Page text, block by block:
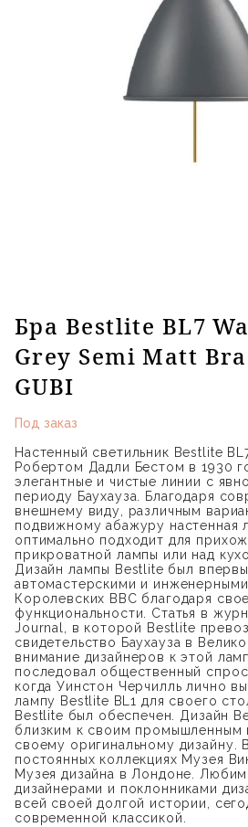
Бра Bestlite BL7
Grey Semi Matt
GUBI
Под заказ
Настенный светильник Bestlite
Робертом Дадли Бестом в 1930
элегантные и чистые линии с
периоду Баухауза. Благодаря
внешнему виду, различным
подвижному абажуру настенная
оптимально подходит для
прикроватной лампы или над
Дизайн лампы Bestlite был
автомастерскими и
Королевских ВВС благодаря
функциональности. Статья в
Journal, в которой Bestlite
свидетельство Баухауза в
внимание дизайнеров к этой
последовал общественный
когда Уинстон Черчилль лично
лампу Bestlite BL1 для своего
Bestlite был обеспечен. Дизайн
близким к своим промышленным
своему оригинальному дизайну.
постоянных коллекциях Музея
Музея дизайна в Лондоне.
дизайнерами и поклонниками
всей своей долгой истории,
современной классикой.